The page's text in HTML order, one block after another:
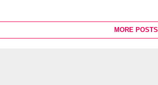
MORE POSTS